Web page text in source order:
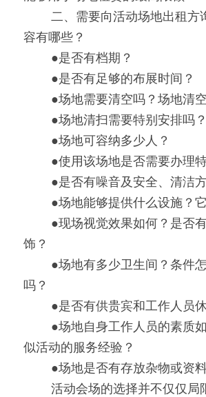
二、需要向活动场地出租方
容有哪些？
●是否有档期？
●是否有足够的布展时间？
●场地需要清空吗？场地清
●场地清扫需要特别安排吗？
●场地可容纳多少人？
●使用该场地是否需要办理
●是否有噪音及安全、清洁
●场地能够提供什么设施？
●现场视觉效果如何？是否
饰？
●场地有多少卫生间？条件
吗？
●是否有供贵宾和工作人员
●场地自身工作人员的素质
似活动的服务经验？
●场地是否有存放杂物或资
活动会场的选择并不仅仅局